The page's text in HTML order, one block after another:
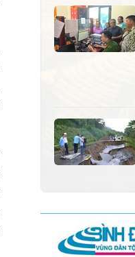
Xã Yên
Xã Yên Bình
Thịnh
Xã Quy
Xã Hợp
Quang
Xã Tằng